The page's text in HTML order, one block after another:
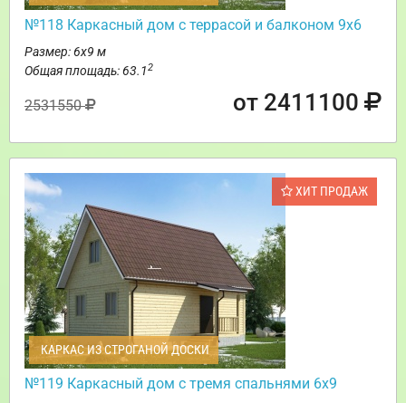
№118 Каркасный дом с террасой и балконом 9х6
Размер: 6х9 м
Общая площадь: 63.12
2531550 от 2411100
ХИТ ПРОДАЖ
КАРКАС ИЗ СТРОГАНОЙ ДОСКИ
№119 Каркасный дом с тремя спальнями 6х9